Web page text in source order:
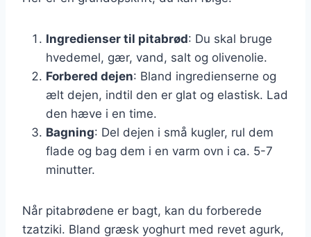
Ingredienser til pitabrød: Du skal bruge
hvedemel, gær, vand, salt og olivenolie.
Forbered dejen: Bland ingredienserne og
ælt dejen, indtil den er glat og elastisk. Lad
den hæve i en time.
Bagning: Del dejen i små kugler, rul dem
flade og bag dem i en varm ovn i ca. 5-7
minutter.
Når pitabrødene er bagt, kan du forberede
tzatziki. Bland græsk yoghurt med revet agurk,